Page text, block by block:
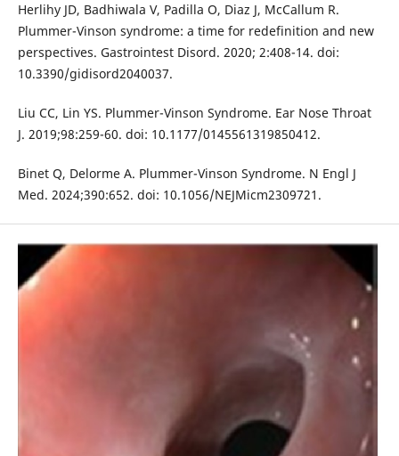
Herlihy JD, Badhiwala V, Padilla O, Diaz J, McCallum R.
Plummer-Vinson syndrome: a time for redefinition and new
perspectives. Gastrointest Disord. 2020; 2:408-14. doi:
10.3390/gidisord2040037.
Liu CC, Lin YS. Plummer-Vinson Syndrome. Ear Nose Throat
J. 2019;98:259-60. doi: 10.1177/0145561319850412.
Binet Q, Delorme A. Plummer-Vinson Syndrome. N Engl J
Med. 2024;390:652. doi: 10.1056/NEJMicm2309721.